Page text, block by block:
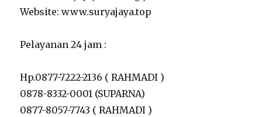
Website: www.suryajaya.top
Pelayanan 24 jam :
Hp.0877-7222-2136 ( RAHMADI )
0878-8332-0001 (SUPARNA)
0877-8057-7743 ( RAHMADI )